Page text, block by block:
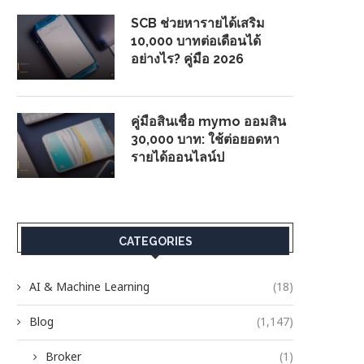
SCB ช่วยหารายได้เสริม
10,000 บาทต่อเดือนได้
อย่างไร? คู่มือ 2026
คู่มือสินเชื่อ mymo ออมสิน
30,000 บาท: ใช้ต่อยอดหา
รายได้ออนไลน์ป
CATEGORIES
AI & Machine Learning (18)
Blog (1,147)
Broker (1)